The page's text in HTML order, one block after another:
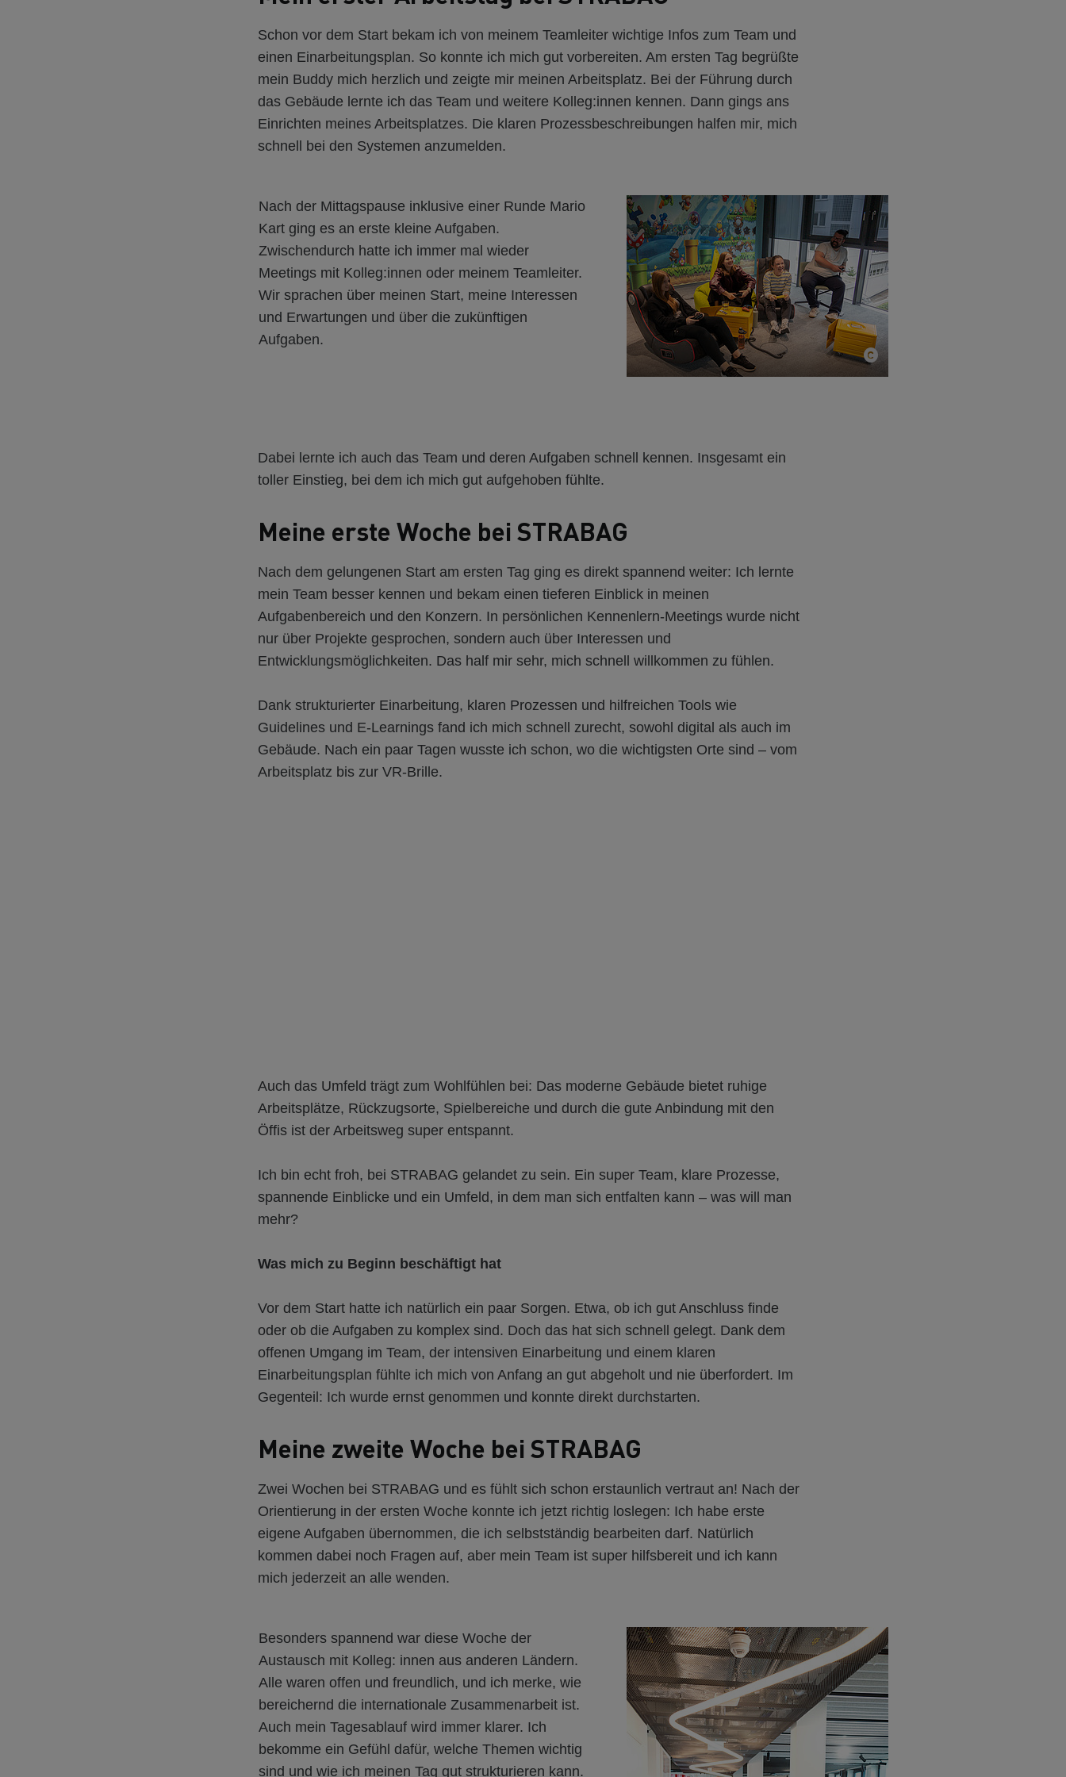
Schon vor dem Start bekam ich von meinem Teamleiter wichtige Infos zum Team und
einen Einarbeitungsplan. So konnte ich mich gut vorbereiten. Am ersten Tag begrüßte
mein Buddy mich herzlich und zeigte mir meinen Arbeitsplatz. Bei der Führung durch
das Gebäude lernte ich das Team und weitere Kolleg:innen kennen. Dann gings ans
Einrichten meines Arbeitsplatzes. Die klaren Prozessbeschreibungen halfen mir, mich
schnell bei den Systemen anzumelden.
Nach der Mittagspause inklusive einer Runde Mario
Kart ging es an erste kleine Aufgaben.
Zwischendurch hatte ich immer mal wieder
Meetings mit Kolleg:innen oder meinem Teamleiter.
Wir sprachen über meinen Start, meine Interessen
und Erwartungen und über die zukünftigen
Aufgaben.
Dabei lernte ich auch das Team und deren Aufgaben schnell kennen. Insgesamt ein
toller Einstieg, bei dem ich mich gut aufgehoben fühlte.
Meine erste Woche bei STRABAG
Nach dem gelungenen Start am ersten Tag ging es direkt spannend weiter: Ich lernte
mein Team besser kennen und bekam einen tieferen Einblick in meinen
Aufgabenbereich und den Konzern. In persönlichen Kennenlern-Meetings wurde nicht
nur über Projekte gesprochen, sondern auch über Interessen und
Entwicklungsmöglichkeiten. Das half mir sehr, mich schnell willkommen zu fühlen.
Dank strukturierter Einarbeitung, klaren Prozessen und hilfreichen Tools wie
Guidelines und E-Learnings fand ich mich schnell zurecht, sowohl digital als auch im
Gebäude. Nach ein paar Tagen wusste ich schon, wo die wichtigsten Orte sind – vom
Arbeitsplatz bis zur VR-Brille.
Auch das Umfeld trägt zum Wohlfühlen bei: Das moderne Gebäude bietet ruhige
Arbeitsplätze, Rückzugsorte, Spielbereiche und durch die gute Anbindung mit den
Öffis ist der Arbeitsweg super entspannt.
Ich bin echt froh, bei STRABAG gelandet zu sein. Ein super Team, klare Prozesse,
spannende Einblicke und ein Umfeld, in dem man sich entfalten kann – was will man
mehr?
Was mich zu Beginn beschäftigt hat
Vor dem Start hatte ich natürlich ein paar Sorgen. Etwa, ob ich gut Anschluss finde
oder ob die Aufgaben zu komplex sind. Doch das hat sich schnell gelegt. Dank dem
offenen Umgang im Team, der intensiven Einarbeitung und einem klaren
Einarbeitungsplan fühlte ich mich von Anfang an gut abgeholt und nie überfordert. Im
Gegenteil: Ich wurde ernst genommen und konnte direkt durchstarten.
Meine zweite Woche bei STRABAG
Zwei Wochen bei STRABAG und es fühlt sich schon erstaunlich vertraut an! Nach der
Orientierung in der ersten Woche konnte ich jetzt richtig loslegen: Ich habe erste
eigene Aufgaben übernommen, die ich selbstständig bearbeiten darf. Natürlich
kommen dabei noch Fragen auf, aber mein Team ist super hilfsbereit und ich kann
mich jederzeit an alle wenden.
Besonders spannend war diese Woche der
Austausch mit Kolleg: innen aus anderen Ländern.
Alle waren offen und freundlich, und ich merke, wie
bereichernd die internationale Zusammenarbeit ist.
Auch mein Tagesablauf wird immer klarer. Ich
bekomme ein Gefühl dafür, welche Themen wichtig
sind und wie ich meinen Tag gut strukturieren kann.